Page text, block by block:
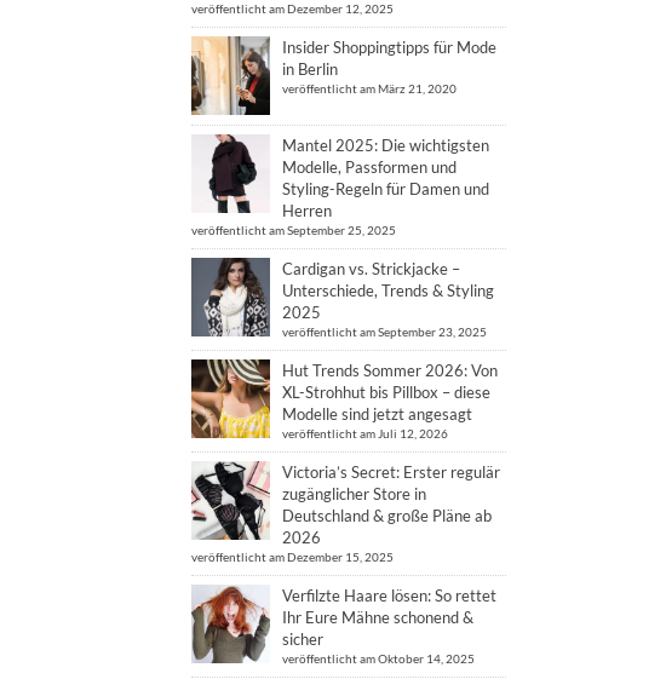
veröffentlicht am Dezember 12, 2025
Insider Shoppingtipps für Mode
in Berlin
veröffentlicht am März 21, 2020
Mantel 2025: Die wichtigsten
Modelle, Passformen und
Styling-Regeln für Damen und
Herren
veröffentlicht am September 25, 2025
Cardigan vs. Strickjacke –
Unterschiede, Trends & Styling
2025
veröffentlicht am September 23, 2025
Hut Trends Sommer 2026: Von
XL-Strohhut bis Pillbox – diese
Modelle sind jetzt angesagt
veröffentlicht am Juli 12, 2026
Victoria’s Secret: Erster regulär
zugänglicher Store in
Deutschland & große Pläne ab
2026
veröffentlicht am Dezember 15, 2025
Verfilzte Haare lösen: So rettet
Ihr Eure Mähne schonend &
sicher
veröffentlicht am Oktober 14, 2025